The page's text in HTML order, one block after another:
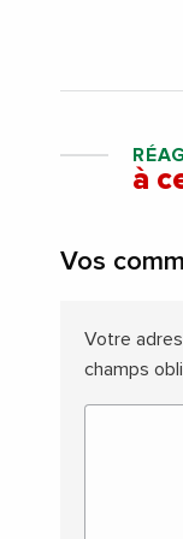
à
Vos
Votre
champs